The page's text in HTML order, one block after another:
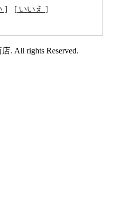
] [ いいえ ]
. All rights Reserved.